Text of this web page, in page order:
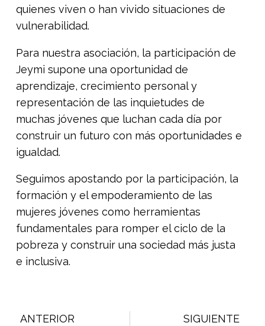
quienes viven o han vivido situaciones de
vulnerabilidad.
Para nuestra asociación, la participación de
Jeymi supone una oportunidad de
aprendizaje, crecimiento personal y
representación de las inquietudes de
muchas jóvenes que luchan cada día por
construir un futuro con más oportunidades e
igualdad.
Seguimos apostando por la participación, la
formación y el empoderamiento de las
mujeres jóvenes como herramientas
fundamentales para romper el ciclo de la
pobreza y construir una sociedad más justa
e inclusiva.
ANTERIOR SIGUIENTE